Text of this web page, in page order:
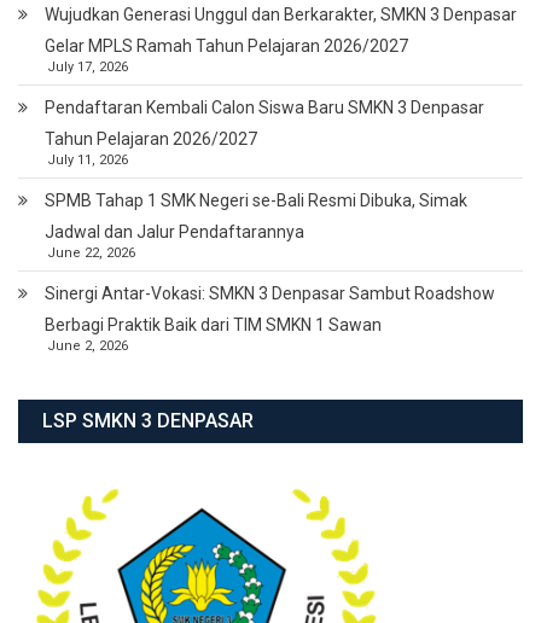
Wujudkan Generasi Unggul dan Berkarakter, SMKN 3 Denpasar
Gelar MPLS Ramah Tahun Pelajaran 2026/2027
July 17, 2026
Pendaftaran Kembali Calon Siswa Baru SMKN 3 Denpasar
Tahun Pelajaran 2026/2027
July 11, 2026
SPMB Tahap 1 SMK Negeri se-Bali Resmi Dibuka, Simak
Jadwal dan Jalur Pendaftarannya
June 22, 2026
Sinergi Antar-Vokasi: SMKN 3 Denpasar Sambut Roadshow
Berbagi Praktik Baik dari TIM SMKN 1 Sawan
June 2, 2026
LSP SMKN 3 DENPASAR